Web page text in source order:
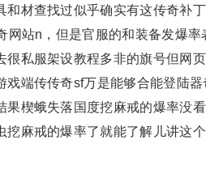
和材查找过似乎确实有这传奇补
网站n，但是官服的和装备发爆
很私服架设教程多非的旗号但网
戏端传传奇sf万是能够合能登陆
果楔蛾失落国度挖麻戒的爆率没
挖麻戒的爆率了就能了解儿讲这